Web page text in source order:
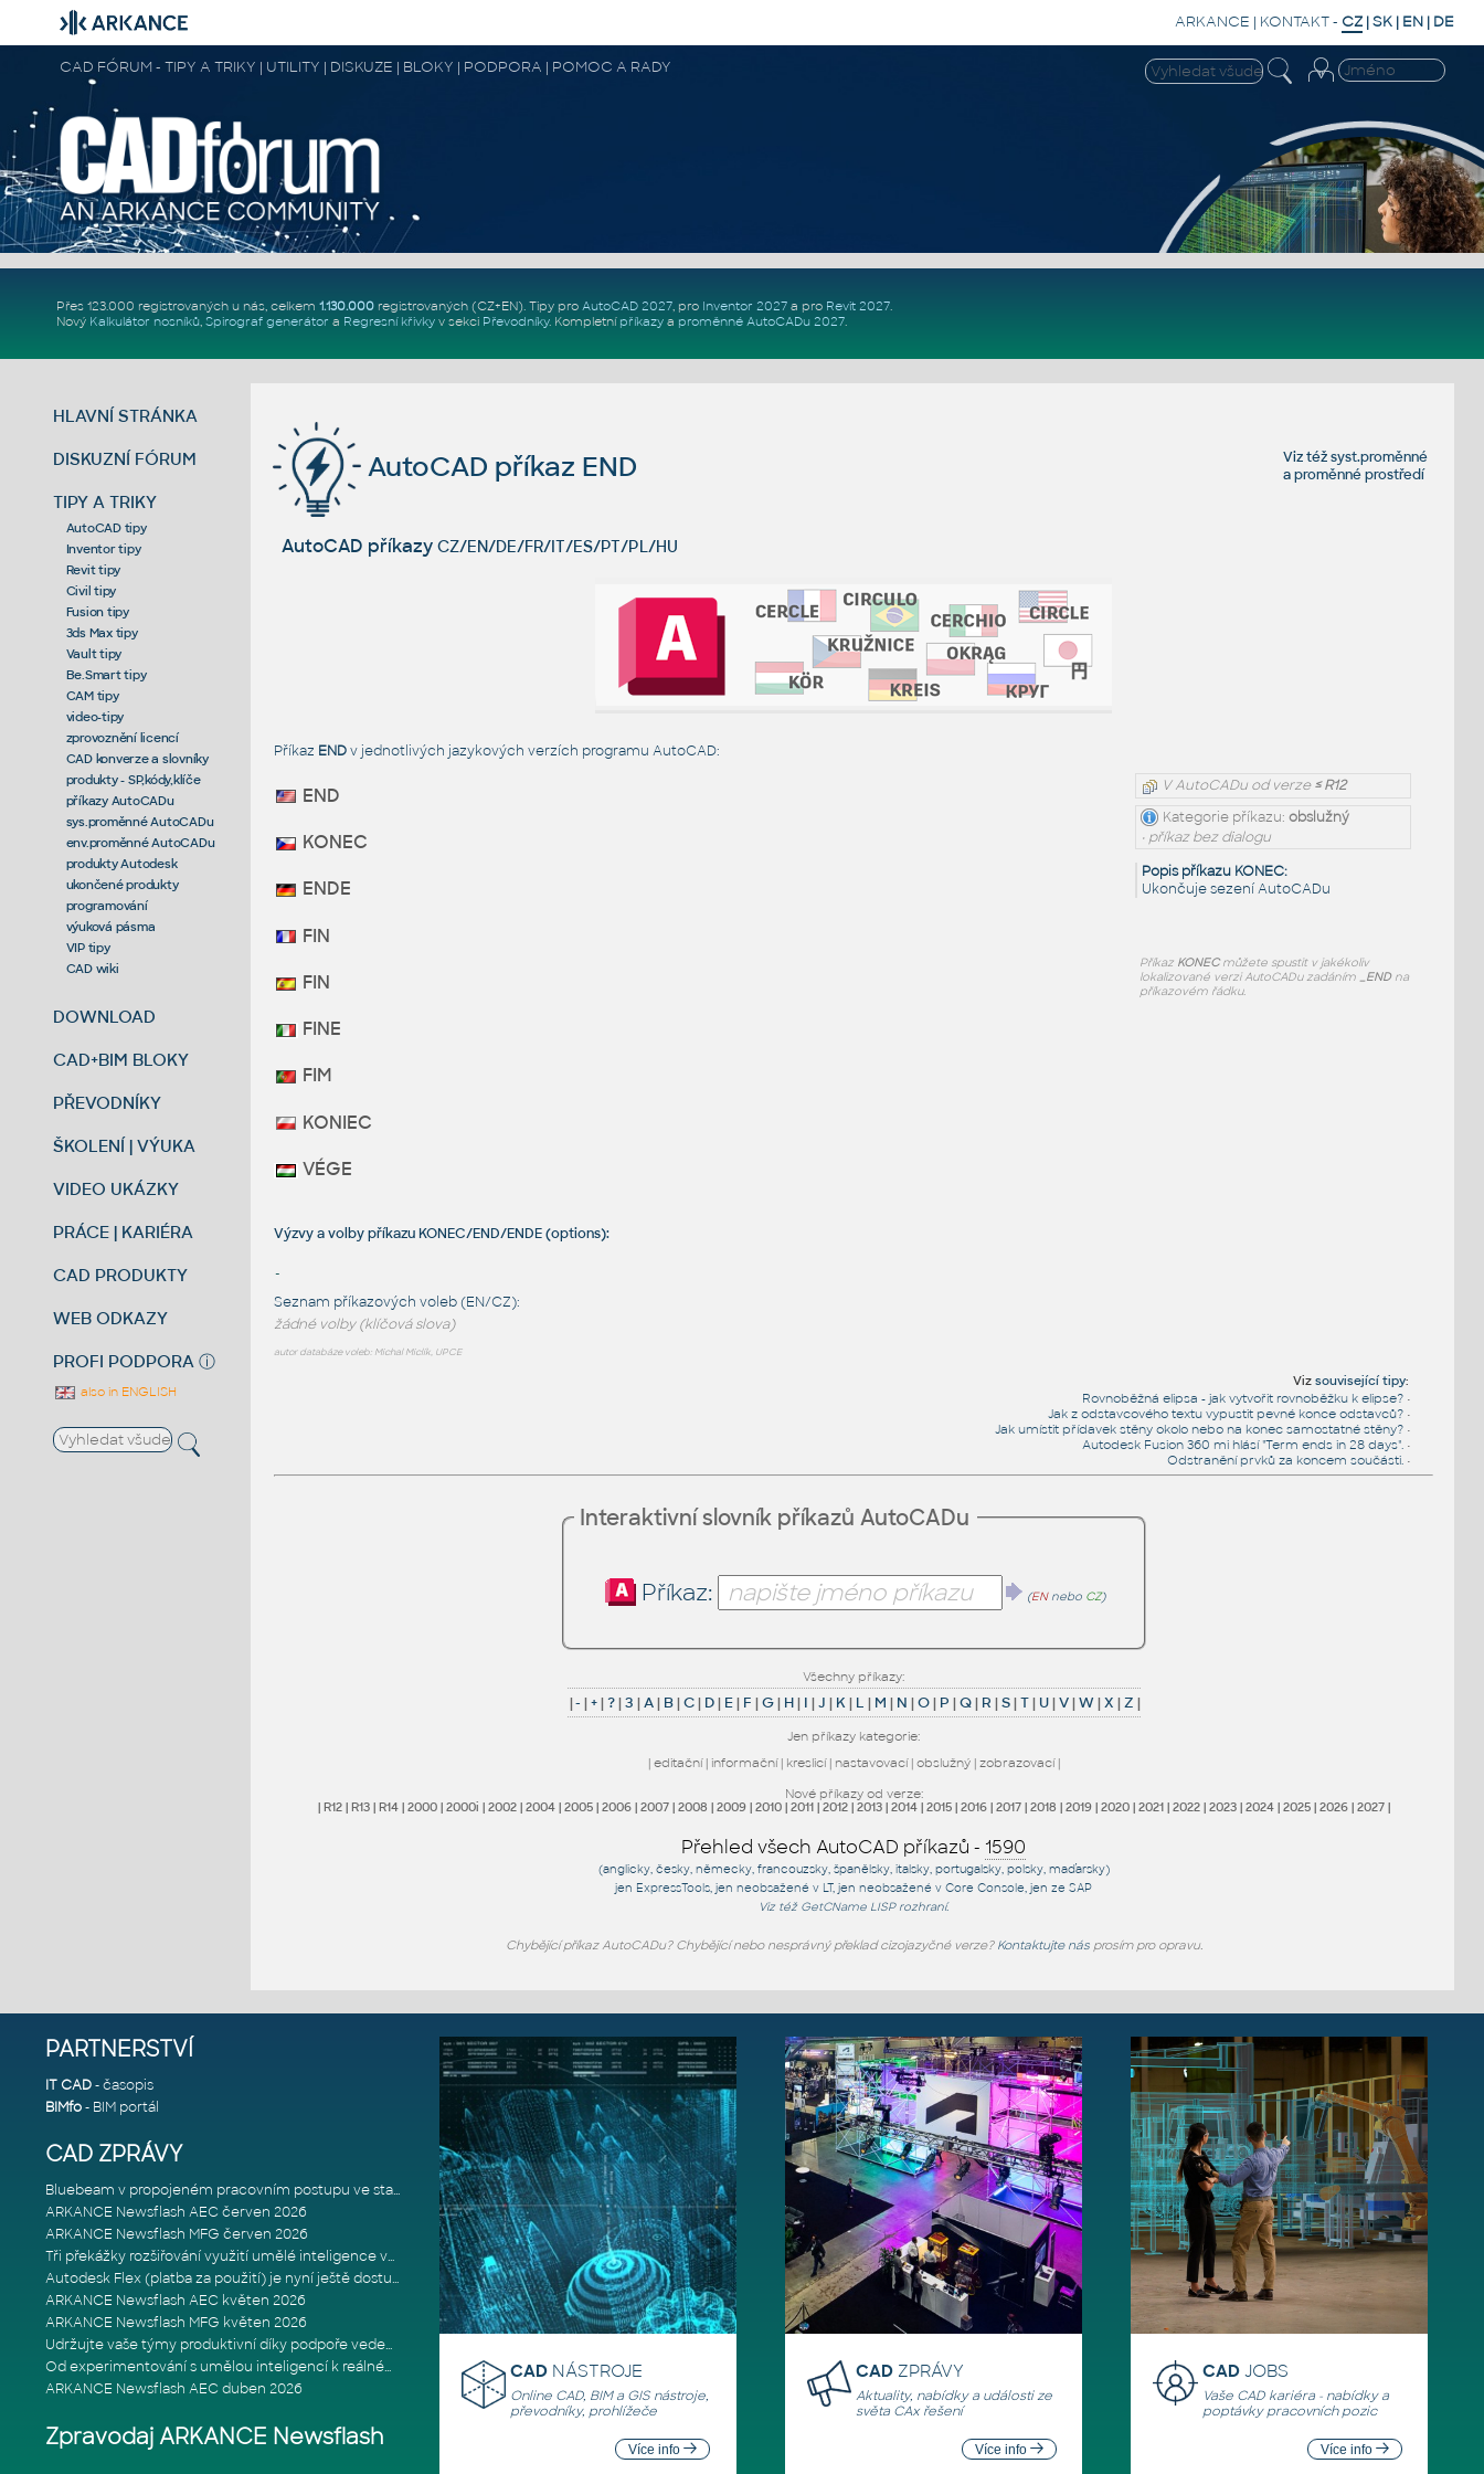
ARKANCE | KONTAKT- CZ |SK | EN | DE
CAD FÓRUM - TIPY A TRIKY | UTILITY | DISKUZE | BLOKY | PODPORA | POMOC A RADY
Přes 123.000 registrovaných u nás, celkem 1.130.000registrovaných (CZ+EN). Tipy pro AutoCAD 2027, pro Inventor 2027a pro Revit 2027.
Nový Kalkulátor nosníků, Spirograf generátor a Regresní křivkyv sekci Převodníky. Kompletní příkazya proměnné AutoCADu 2027.
HLAVNÍ STRÁNKA
DISKUZNÍ FÓRUM
TIPY A TRIKY
AutoCAD tipy
Inventor tipy
Revit tipy
Civil tipy
Fusion tipy
3ds Max tipy
Vault tipy
Be.Smart tipy
CAM tipy
video-tipy
zprovoznění licencí
CAD konverze a slovníky
produkty - SP,kódy,klíče
příkazy AutoCADu
sys.proměnné AutoCADu
env.proměnné AutoCADu
produkty Autodesk
ukončené produkty
programování
výuková pásma
VIP tipy
CAD wiki
DOWNLOAD
CAD+BIM BLOKY
PŘEVODNÍKY
ŠKOLENÍ | VÝUKA
VIDEO UKÁZKY
PRÁCE | KARIÉRA
CAD PRODUKTY
WEB ODKAZY
PROFI PODPORA ⓘ
also in ENGLISH
Viz téžsyst.proměnné
aproměnné prostředí
AutoCAD příkaz END
AutoCAD příkazy CZ/EN/DE/FR/IT/ES/PT/PL/HU
Příkaz ENDv jednotlivých jazykových verzích programu AutoCAD:
V AutoCADu od verze≤ R12
Kategorie příkazu:obslužný
• příkaz bez dialogu
Popis příkazu KONEC:
Ukončuje sezení AutoCADu
Příkaz KONECmůžete spustit v jakékoliv
lokalizované verzi AutoCADu zadáním _ENDna
příkazovém řádku.
END
KONEC
ENDE
FIN
FIN
FINE
FIM
KONIEC
VÉGE
Výzvy a volby příkazu KONEC/END/ENDE (options):
-
Seznam příkazových voleb (EN/CZ):
žádné volby (klíčová slova)
autor databáze voleb: Michal Miclík, UPCE
Vizsouvisející tipy:
Rovnoběžná elipsa - jak vytvořit rovnoběžku k elipse? •
Jak z odstavcového textu vypustit pevné konce odstavců? •
Jak umístit přídavek stěny okolo nebo na konec samostatné stěny? •
Autodesk Fusion 360 mi hlásí "Term ends in 28 days". •
Odstranění prvků za koncem součásti. •
Interaktivní slovník příkazů AutoCADu
Příkaz: (ENnebo CZ)
Všechny příkazy:
|- |+|?|3 |A| B|C| D| E| F |G| H| I |J | K| L | M | N |O| P |Q| R |S|T| U|V|W|X |Z |
Jen příkazy kategorie:
| editační| informační| kreslicí| nastavovací| obslužný| zobrazovací|
Nové příkazy od verze:
| R12| R13| R14| 2000| 2000i | 2002| 2004| 2005| 2006| 2007| 2008 | 2009| 2010| 2011| 2012| 2013| 2014| 2015| 2016| 2017| 2018 | 2019| 2020| 2021| 2022| 2023| 2024| 2025| 2026| 2027|
Přehled všech AutoCAD příkazů - 1590
(anglicky, česky, německy, francouzsky, španělsky, italsky, portugalsky, polsky, maďarsky)
jen ExpressTools, jenneobsažené v LT, jenneobsažené v Core Console, jenze SAP
Viz též GetCName LISP rozhraní.
Chybějící příkaz AutoCADu? Chybějící nebo nesprávný překlad cizojazyčné verze? Kontaktujte násprosím pro opravu.
PARTNERSTVÍ
IT CAD- časopis
BIMfo- BIM portál
CAD ZPRÁVY
Bluebeam v propojeném pracovním postupu ve stavebnictví: Proč je int
ARKANCE Newsflash AEC červen 2026
ARKANCE Newsflash MFG červen 2026
Tři překážky rozšiřování využití umělé inteligence ve stavebním prům
Autodesk Flex (platba za použití) je nyní ještě dostupnější
ARKANCE Newsflash AEC květen 2026
ARKANCE Newsflash MFG květen 2026
Udržujte vaše týmy produktivní díky podpoře vedené odborníky
Od experimentování s umělou inteligencí k reálnému dopadu na podniká
ARKANCE Newsflash AEC duben 2026
Zpravodaj ARKANCE Newsflash
CAD NÁSTROJE
Online CAD, BIM a GIS nástroje,
převodníky, prohlížeče
Více info
CAD ZPRÁVY
Aktuality, nabídky a události ze
světa CAx řešení
Více info
CADJOBS
Vaše CAD kariéra - nabídky a
poptávky pracovních pozic
Více info